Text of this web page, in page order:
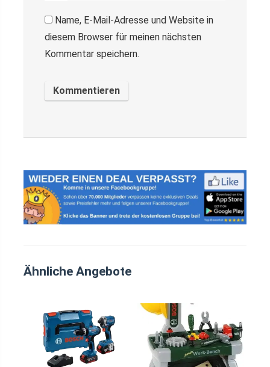
Name, E-Mail-Adresse und Website in
diesem Browser für meinen nächsten
Kommentar speichern.
Ähnliche Angebote